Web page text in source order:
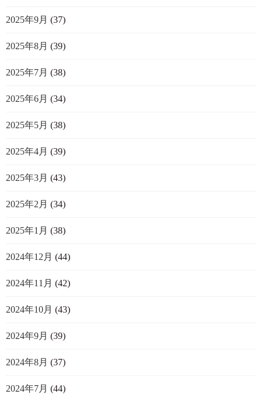
2025年9月 (37)
2025年8月 (39)
2025年7月 (38)
2025年6月 (34)
2025年5月 (38)
2025年4月 (39)
2025年3月 (43)
2025年2月 (34)
2025年1月 (38)
2024年12月 (44)
2024年11月 (42)
2024年10月 (43)
2024年9月 (39)
2024年8月 (37)
2024年7月 (44)